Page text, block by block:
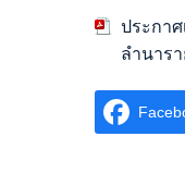
ประกา
ลำนาร